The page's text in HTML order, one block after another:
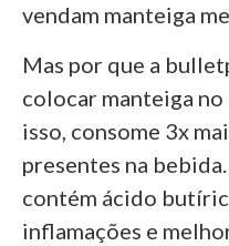
vendam manteiga
Mas por que a
colocar manteiga no
isso, consome 3x
presentes na
contém ácido
inflamações e